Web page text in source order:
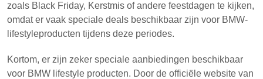
zoals Black Friday, Kerstmis of andere feestdagen te kijken,
omdat er vaak speciale deals beschikbaar zijn voor BMW-
lifestyleproducten tijdens deze periodes.
Kortom, er zijn zeker speciale aanbiedingen beschikbaar
voor BMW lifestyle producten. Door de officiële website van